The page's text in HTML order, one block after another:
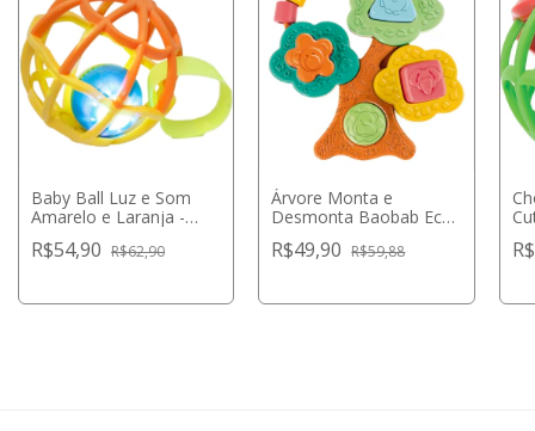
Baby Ball Luz e Som
Amarelo e Laranja -
R$54,90 R$62,90
Árvore Monta e
Desmonta Baobab Eco
R$49,90 R$59,88